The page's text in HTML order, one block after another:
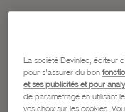
La société Devinlec, éditeur
pour s'assurer du bon
et ses publicités et pour
de paramétrage en utilisant
vos choix sur les cookies.